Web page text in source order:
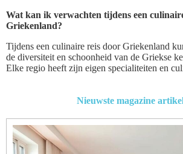
Wat kan ik verwachten tijdens een
Griekenland?
Tijdens een culinaire reis door Griekenland
de diversiteit en schoonheid van de Griekse
Elke regio heeft zijn eigen specialiteiten en
Nieuwste magazine